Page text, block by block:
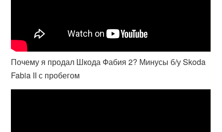
Почему я продал Шкода Фабия 2? Минусы б/у Skoda
Fabia II с пробегом